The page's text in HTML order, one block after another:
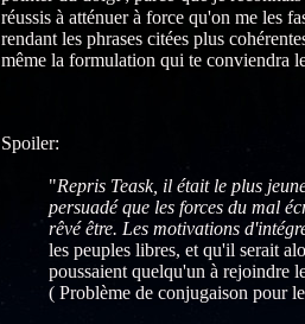
réussis à atténuer à force qu'on me les
rendant les phrases citées plus
même la formulation qui te conviendra
Spoiler:
"Repris Teask, il était le plus
persuadé que les forces du mal
rêvé être. Les motivations
les peuples libres, et qu'il serait
poussaient quelqu'un à rejoindre
( Problème de conjugaison pour